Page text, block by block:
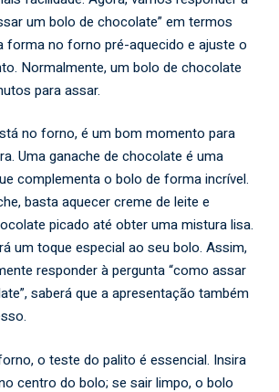
um bolo de chocolate” em termos
forma no forno pré-aquecido e ajuste o
Normalmente, um bolo de chocolate
para assar.
no forno, é um bom momento para
Uma ganache de chocolate é uma
complementa o bolo de forma incrível.
basta aquecer creme de leite e
picado até obter uma mistura lisa.
um toque especial ao seu bolo. Assim,
responder à pergunta “como assar
saberá que a apresentação também
o teste do palito é essencial. Insira
centro do bolo; se sair limpo, o bolo